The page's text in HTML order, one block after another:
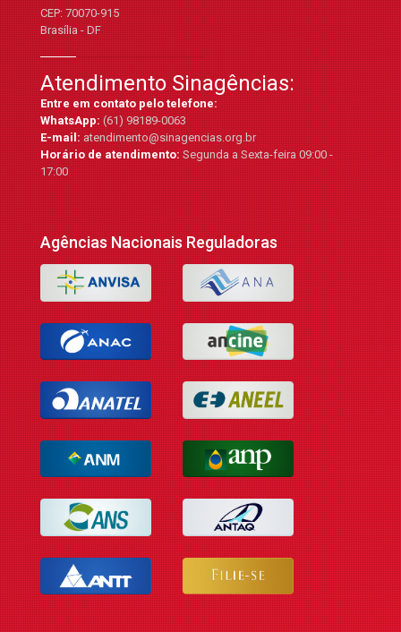
CEP: 70070-915
Brasília - DF
Atendimento Sinagências:
Entre em contato pelo telefone:
WhatsApp:(61) 98189-0063
E-mail:atendimento@sinagencias.org.br
Horário de atendimento:Segunda a Sexta-feira 09:00 -
17:00
Agências Nacionais Reguladoras